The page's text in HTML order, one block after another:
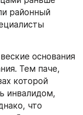
районный
основания
Тем паче,
которой
инвалидом,
что